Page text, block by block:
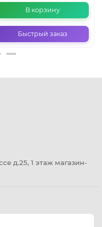
В корзину
Быстрый заказ
д.25, 1 этаж магазин-